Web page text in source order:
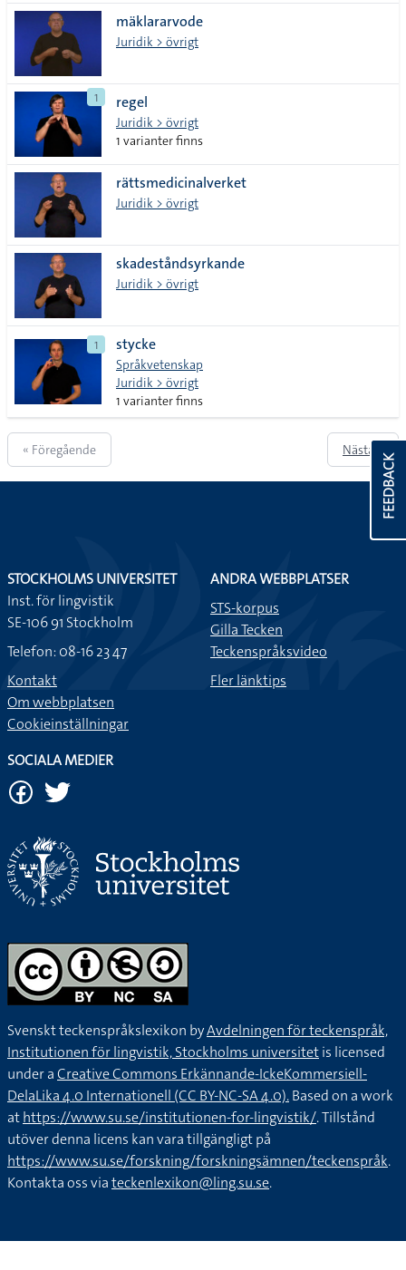
mäklararvode
Juridik > övrigt
1 regel
Juridik > övrigt
1 varianter finns
rättsmedicinalverket
Juridik > övrigt
skadeståndsyrkande
Juridik > övrigt
1 stycke
Språkvetenskap
Juridik > övrigt
1 varianter finns
« Föregående Nästa »
FEEDBACK
STOCKHOLMS UNIVERSITET
Inst. för lingvistik
SE-106 91 Stockholm
Telefon: 08-16 23 47
Kontakt
Om webbplatsen
Cookieinställningar
ANDRA WEBBPLATSER
STS-korpus
Gilla Tecken
Teckenspråksvideo
Fler länktips
SOCIALA MEDIER
Svenskt teckenspråkslexikon byAvdelningen för teckenspråk,
Institutionen för lingvistik, Stockholms universitetis licensed
under aCreative Commons Erkännande-IckeKommersiell-
DelaLika 4.0 Internationell (CC BY-NC-SA 4.0).Based on a work
athttps://www.su.se/institutionen-for-lingvistik/. Tillstånd
utöver denna licens kan vara tillgängligt på
https://www.su.se/forskning/forskningsämnen/teckenspråk.
Kontakta oss viateckenlexikon@ling.su.se.